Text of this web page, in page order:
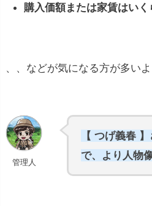
購入価額または家賃はいく
、、などが気になる方が多いよ
管理人
【 つげ義春
で、より人物